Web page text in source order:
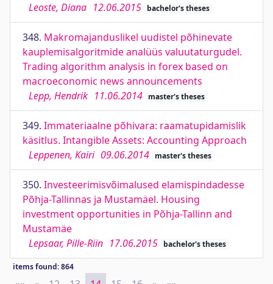
Leoste, Diana 12.06.2015 bachelor's theses
348. Makromajanduslikel uudistel põhinevate
kauplemisalgoritmide analüüs valuutaturgudel.
Trading algorithm analysis in forex based on
macroeconomic news announcements
Lepp, Hendrik 11.06.2014 master's theses
349. Immateriaalne põhivara: raamatupidamislik
käsitlus. Intangible Assets: Accounting Approach
Leppenen, Kairi 09.06.2014 master's theses
350. Investeerimisvõimalused elamispindadesse
Põhja-Tallinnas ja Mustamäel. Housing
investment opportunities in Põhja-Tallinn and
Mustamäe
Lepsaar, Pille-Riin 17.06.2015 bachelor's theses
items found: 864